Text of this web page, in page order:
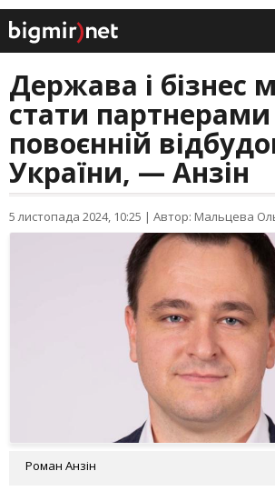
Держава і бізнес
стати
повоєнній
України, — Анзін
5 листопада 2024, 10:25 | Автор: Мальцева
Роман Анзін